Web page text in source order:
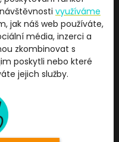
využíváme
jak náš web používáte,
média, inzerci a
zkombinovat s
poskytli nebo které
jejich služby.